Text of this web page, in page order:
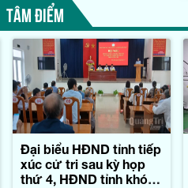
TÂM ĐIỂM
Đại biểu HĐND tỉnh tiếp
xúc cử tri sau kỳ họp
thứ 4, HĐND tỉnh khóa